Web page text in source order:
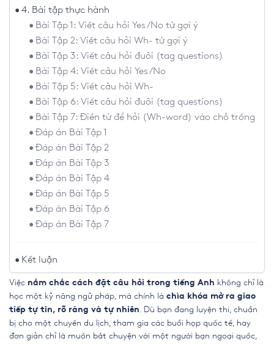
4. Bài tập thực hành
Bài Tập 1: Viết câu hỏi Yes/No từ gợi ý
Bài Tập 2: Viết câu hỏi Wh- từ gợi ý
Bài Tập 3: Viết câu hỏi đuôi (tag questions)
Bài Tập 4: Viết câu hỏi Yes/No
Bài Tập 5: Viết câu hỏi Wh-
Bài Tập 6: Viết câu hỏi đuôi (tag questions)
Bài Tập 7: Điền từ để hỏi (Wh-word) vào chỗ trống
Đáp án Bài Tập 1
Đáp án Bài Tập 2
Đáp án Bài Tập 3
Đáp án Bài Tập 4
Đáp án Bài Tập 5
Đáp án Bài Tập 6
Đáp án Bài Tập 7
Kết luận
Việc nắm chắc cách đặt câu hỏi trong tiếng Anh không chỉ là
học một kỹ năng ngữ pháp, mà chính là chìa khóa mở ra giao
tiếp tự tin, rõ ràng và tự nhiên . Dù bạn đang luyện thi, chuẩn
bị cho một chuyến du lịch, tham gia các buổi họp quốc tế, hay
đơn giản chỉ là muốn bắt chuyện với một người bạn ngoại quốc,